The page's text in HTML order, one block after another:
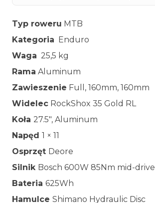
Typ roweru MTB
Kategoria Enduro
Waga 25,5 kg
Rama Aluminum
Zawieszenie Full, 160mm, 160mm
Widelec RockShox 35 Gold RL
Koła 27.5″, Aluminum
Napęd 1 × 11
Osprzęt Deore
Silnik Bosch 600W 85Nm mid-drive
Bateria 625Wh
Hamulce Shimano Hydraulic Disc